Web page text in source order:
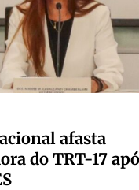
afasta
do TRT-17